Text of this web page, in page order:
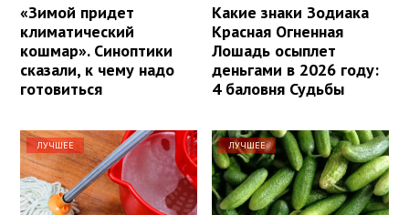
«Зимой придет
климатический
кошмар». Синоптики
сказали, к чему надо
готовиться
Какие знаки Зодиака
Красная Огненная
Лошадь осыплет
деньгами в 2026 году:
4 баловня Судьбы
ЛУЧШЕЕ ЛУЧШЕЕ